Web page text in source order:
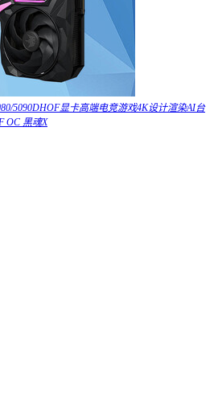
5090DHOF显卡高端电竞游戏4K设计渲染AI台
OC 黑魂X